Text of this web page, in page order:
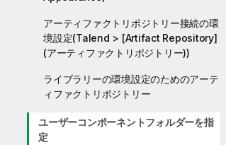
アーティファクトリポジトリー接続の環
境設定(Talend > [Artifact Repository]
(アーティファクトリポジトリー))
ライブラリーの環境設定のためのアーテ
ィファクトリポジトリー
ユーザーコンポーネントフォルダーを指
定